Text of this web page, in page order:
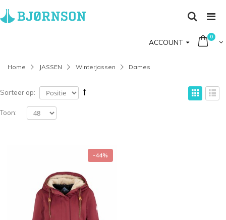
ACCOUNT
0
Home JASSEN Winterjassen Dames
Sorteer op:
Toon:
-44%